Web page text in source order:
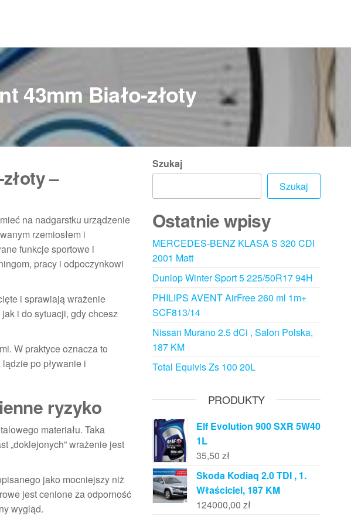
43mm Biało-złoty
–
na nadgarstku urządzenie
rzemiosłem i
funkcje sportowe i
pracy i odpoczynkowi
i sprawiają wrażenie
i do sytuacji, gdy chcesz
W praktyce oznacza to
po pływanie i
ryzyko
materiału. Taka
„doklejonych” wrażenie jest
jako mocniejszy niż
jest cenione za odporność
wygląd.
Szukaj
Szukaj
Ostatnie wpisy
MERCEDES-BENZ KLASA S 320 CDI
2001 Matt
Dunlop Winter Sport 5 225/50R17 94H
PHILIPS AVENT AirFree 260 ml 1m+
SCF813/14
Nissan Murano 2.5 dCi , Salon Polska,
187 KM
Total Equivis Zs 100 20L
PRODUKTY
Elf Evolution 900 SXR 5W40
1L
35,50 zł
Skoda Kodiaq 2.0 TDI , 1.
Właściciel, 187 KM
124000,00 zł